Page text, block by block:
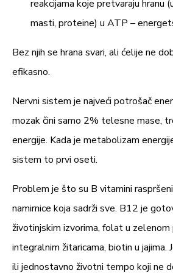
vulgaris)
min. 75% silicijum-
dioksida
Vitamin B3
(nikotinamid)
Vitamin B5 (kalcijum-
Suvi ekstrakt semena
grifonije (Griffonia
simplicifolia), DER 4:1
10,0
Proizvođač:Biostile d.o.o.
Komen, Republika Slovenija
Proizvedeno i uvezeno iz:
Oznaka serije: (utisnuto na
Najbolje upotrebiti do:
Nosilac upisa u bazu podataka
zdravlja Republike Srbije:
Supplements d.o.o. ul. Višnjička
11060 Beograd, Republika Srbija
Broj i datum upisa u bazu
zdravlja Republike Srbije:
reakcijama koje pretvaraju hranu
masti, proteine) u ATP –
Bez njih se hrana svari, ali ćelije ne
efikasno.
Nervni sistem je najveći potrošač
mozak čini samo 2% telesne mase,
energije. Kada je metabolizam
sistem to prvi oseti.
Problem je što su B vitamini
namirnice koja sadrži sve. B12 je
životinjskim izvorima, folat u zelenom
integralnim žitaricama, biotin u jajima.
ili jednostavno životni tempo koji ne